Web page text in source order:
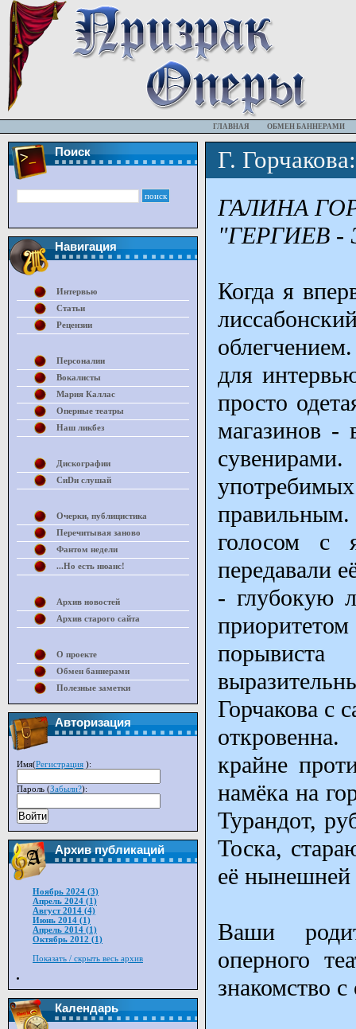
ГЛАВНАЯ ОБМЕН БАННЕРАМИ
Г.
ГАЛИНА
"ГЕРГИЕВ
Когда я
для
просто
магазинов -
голосом с
передавали
- глубокую
Горчакова с
крайне
намёка на
Турандот,
Тоска,
её нынешней
Ваши
оперного
знакомство
Поиск
Навигация
Интервью
Статьи
Рецензии
Персоналии
Вокалисты
Мария Каллас
Оперные театры
Наш ликбез
Дискографии
СиDи слушай
Очерки, публицистика
Перечитывая заново
Фантом недели
...Но есть нюанс!
Архив новостей
Архив старого сайта
О проекте
Обмен баннерами
Полезные заметки
Авторизация
Имя(Регистрация ):
Пароль (Забыли?):
Войти
Архив публикаций
Ноябрь 2024 (3)
Апрель 2024 (1)
Август 2014 (4)
Июнь 2014 (1)
Апрель 2014 (1)
Октябрь 2012 (1)
Показать / скрыть весь архив
Календарь